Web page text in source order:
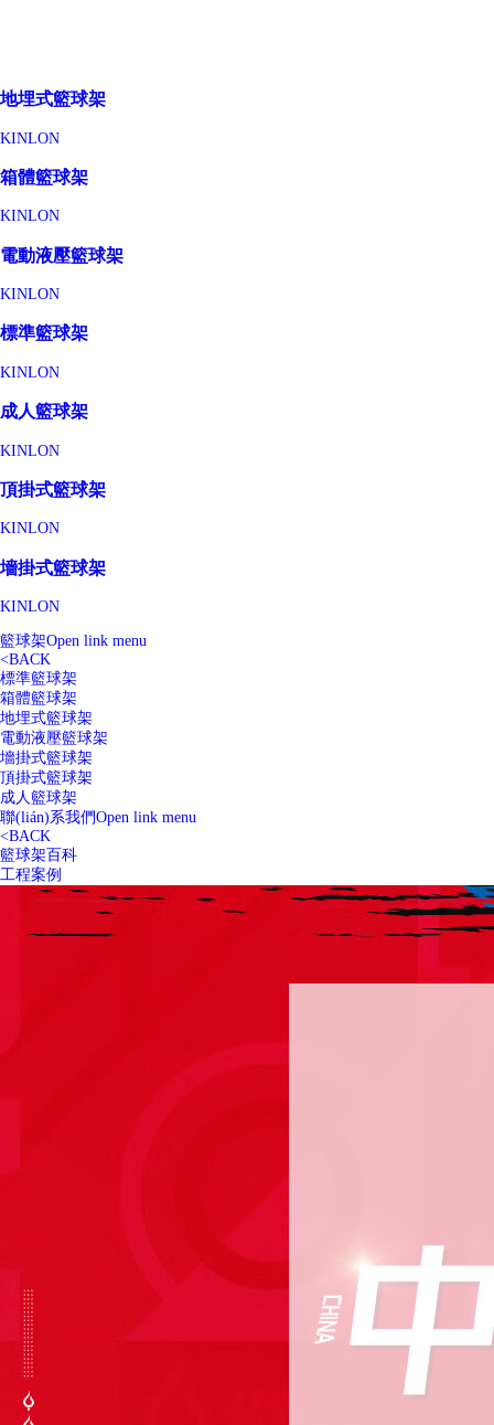
地埋式籃球架
KINLON
箱體籃球架
KINLON
電動液壓籃球架
KINLON
標準籃球架
KINLON
成人籃球架
KINLON
頂掛式籃球架
KINLON
墻掛式籃球架
KINLON
籃球架Open link menu
<BACK
標準籃球架
箱體籃球架
地埋式籃球架
電動液壓籃球架
墻掛式籃球架
頂掛式籃球架
成人籃球架
聯(lián)系我們Open link menu
<BACK
籃球架百科
工程案例